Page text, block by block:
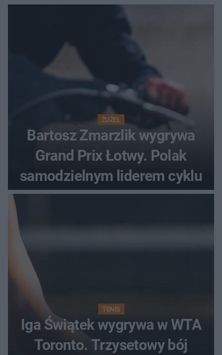
ŻUŻEL
Bartosz Zmarzlik wygrywa
Grand Prix Łotwy. Polak
samodzielnym liderem cyklu
TENIS
Iga Świątek wygrywa w WTA
Toronto. Trzysetowy bój